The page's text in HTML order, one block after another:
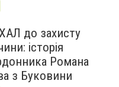
до захисту
історія
Романа
з Буковини